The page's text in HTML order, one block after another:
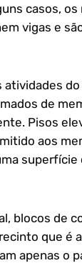
casos, os
vigas e
atividades
de
Pisos
aos
blocos de
que é
apenas o